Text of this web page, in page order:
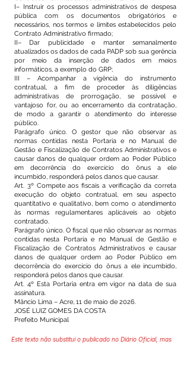
I– Instruir os processos administrativos de despesa
pública com os documentos obrigatórios e
necessários, nos termos e limites estabelecidos pelo
Contrato Administrativo firmado;
II– Dar publicidade e manter semanalmente
atualizados os dados de cada PADP sob sua gerência
por meio da inserção de dados em meios
informáticos, a exemplo do GRP;
III – Acompanhar a vigência do instrumento
contratual, a fim de proceder às diligências
administrativas de prorrogação, se possível e
vantajoso for, ou ao encerramento da contratação,
de modo a garantir o atendimento do interesse
público.
Parágrafo único. O gestor que não observar as
normas contidas nesta Portaria e no Manual de
Gestão e Fiscalização de Contratos Administrativos e
causar danos de qualquer ordem ao Poder Público
em decorrência do exercício do ônus a ele
incumbido, responderá pelos danos que causar.
Art. 3º Compete aos fiscais a verificação da correta
execução do objeto contratual, em seu aspecto
quantitativo e qualitativo, bem como o atendimento
às normas regulamentares aplicáveis ao objeto
contratado.
Parágrafo único. O fiscal que não observar as normas
contidas nesta Portaria e no Manual de Gestão e
Fiscalização de Contratos Administrativos e causar
danos de qualquer ordem ao Poder Público em
decorrência do exercício do ônus a ele incumbido,
responderá pelos danos que causar.
Art. 4º Esta Portaria entra em vigor na data de sua
assinatura.
Mâncio Lima – Acre, 11 de maio de 2026.
JOSÉ LUIZ GOMES DA COSTA
Prefeito Municipal
Este texto não substitui o publicado no Diário Oficial, mas